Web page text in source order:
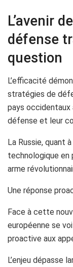
L’avenir
défense
question
L’efficacité
stratégies de
pays occidentaux
défense et leur
La Russie, quant
technologique
arme
Une réponse
Face à cette
européenne se
proactive aux
L’enjeu dépasse